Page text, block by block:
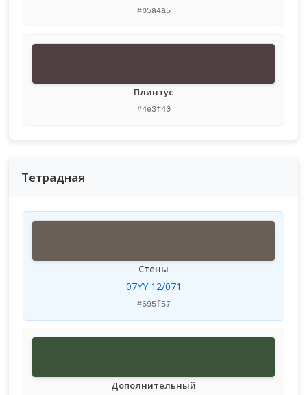
#b5a4a5
Плинтус
#4e3f40
Тетрадная
Стены
07YY 12/071
#695f57
Дополнительный